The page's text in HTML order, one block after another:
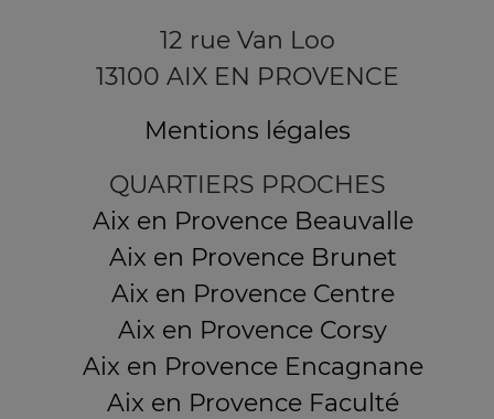
12 rue Van Loo
13100 AIX EN PROVENCE
Mentions légales
QUARTIERS PROCHES
Aix en Provence Beauvalle
Aix en Provence Brunet
Aix en Provence Centre
Aix en Provence Corsy
Aix en Provence Encagnane
Aix en Provence Faculté